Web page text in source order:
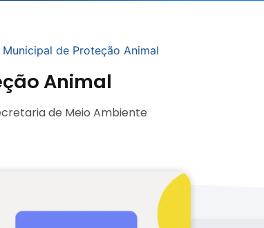
Municipal de Proteção Animal
Animal
de Meio Ambiente